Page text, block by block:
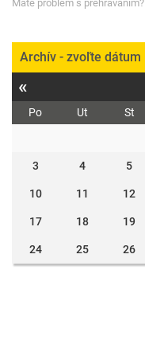
Máte problém s prehrávaním?
Archív - zvoľte dátum
«
Po Ut St
3 4 5
10 11 12
17 18 19
24 25 26